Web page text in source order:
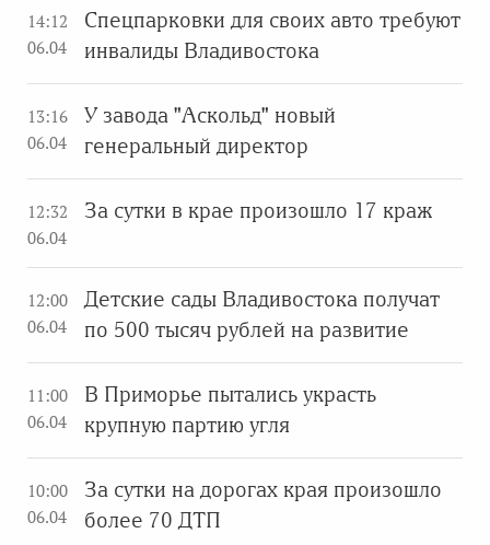
14:12
06.04
Спецпарковки для своих авто требуют
инвалиды Владивостока
13:16
06.04
У завода "Аскольд" новый
генеральный директор
12:32
06.04
За сутки в крае произошло 17 краж
12:00
06.04
Детские сады Владивостока получат
по 500 тысяч рублей на развитие
11:00
06.04
В Приморье пытались украсть
крупную партию угля
10:00
06.04
За сутки на дорогах края произошло
более 70 ДТП